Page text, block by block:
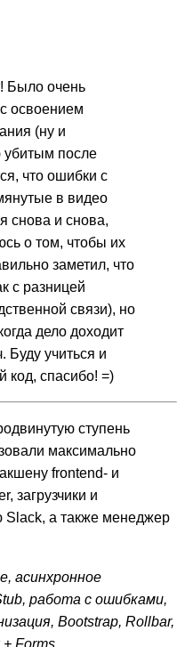
Было очень
освоением
(ну и
убитым после
что ошибки с
в видео
снова и снова,
о том, чтобы их
заметил, что
с разницей
связи), но
дело доходит
Буду учиться и
код, спасибо! =)
ступень
максимально
frontend- и
загрузчики и
Slack, а также менеджер
асинхронное
работа с ошибками,
Bootstrap, Rollbar,
Forms